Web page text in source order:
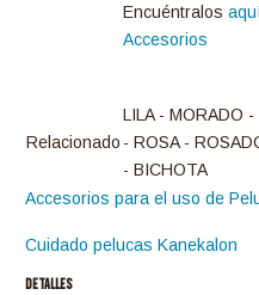
Encuéntralos
Accesorios
Relacionado
LILA - MORADO
- ROSA -
- BICHOTA
Accesorios para el uso de
Cuidado pelucas Kanekalon
DETALLES